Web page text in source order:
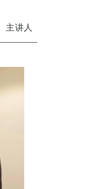
主讲人